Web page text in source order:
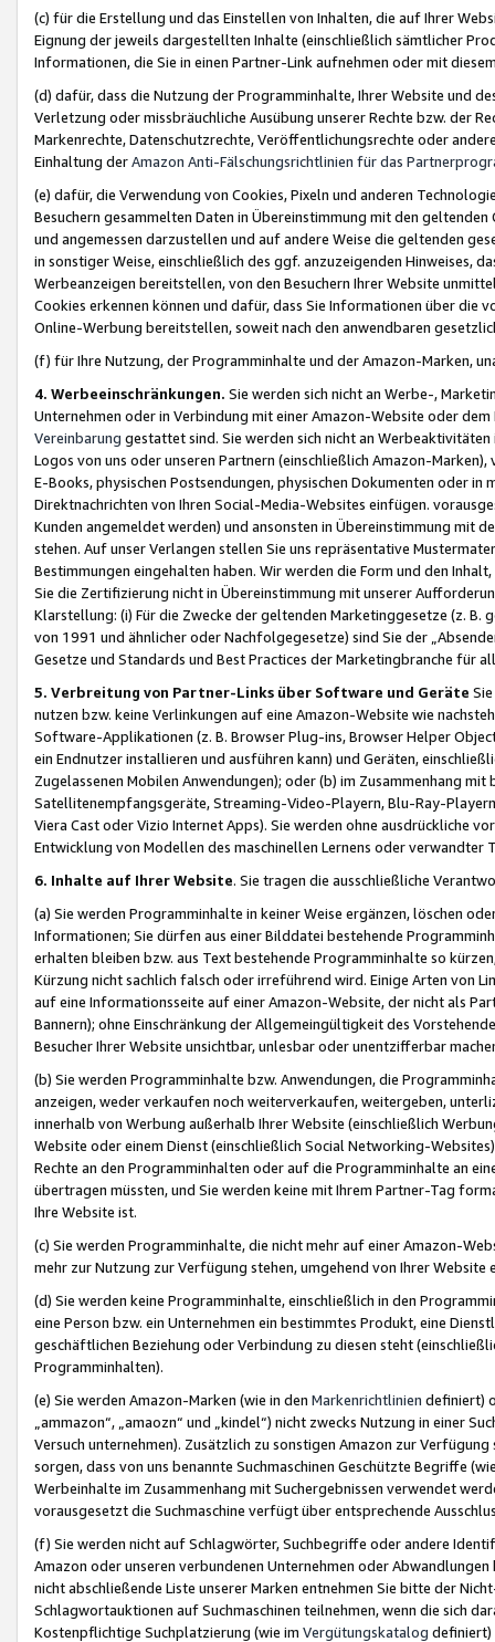
(c) für die Erstellung und das Einstellen von Inhalten, die auf Ihrer
Eignung der jeweils dargestellten Inhalte (einschließlich sämtlicher
Informationen, die Sie in einen Partner-Link aufnehmen oder mit
(d) dafür, dass die Nutzung der Programminhalte, Ihrer Website und
Verletzung oder missbräuchliche Ausübung unserer Rechte bzw. der
Markenrechte, Datenschutzrechte, Veröffentlichungsrechte oder
Einhaltung derAmazon Anti-Fälschungsrichtlinien für das
(e) dafür, die Verwendung von Cookies, Pixeln und anderen
Besuchern gesammelten Daten in Übereinstimmung mit den
und angemessen darzustellen und auf andere Weise die geltenden
in sonstiger Weise, einschließlich des ggf. anzuzeigenden Hinweises,
Werbeanzeigen bereitstellen, von den Besuchern Ihrer Website
Cookies erkennen können und dafür, dass Sie Informationen über die
Online-Werbung bereitstellen, soweit nach den anwendbaren
(f) für Ihre Nutzung, der Programminhalte und der Amazon-Marken,
4. Werbeeinschränkungen. Sie werden sich nicht an Werbe-,
Unternehmen oder in Verbindung mit einer Amazon-Website oder
Vereinbarung gestattet sind. Sie werden sich nicht an
Logos von uns oder unseren Partnern (einschließlich Amazon-
E-Books, physischen Postsendungen, physischen Dokumenten oder in
Direktnachrichten von Ihren Social-Media-Websites einfügen.
Kunden angemeldet werden) und ansonsten in Übereinstimmung mit
stehen. Auf unser Verlangen stellen Sie uns repräsentative
Bestimmungen eingehalten haben. Wir werden die Form und den
Sie die Zertifizierung nicht in Übereinstimmung mit unserer
Klarstellung: (i) Für die Zwecke der geltenden Marketinggesetze (z. B.
von 1991 und ähnlicher oder Nachfolgegesetze) sind Sie der
Gesetze und Standards und Best Practices der Marketingbranche für
5. Verbreitung von Partner-Links über Software und Geräte
nutzen bzw. keine Verlinkungen auf eine Amazon-Website wie
Software-Applikationen (z. B. Browser Plug-ins, Browser Helper
ein Endnutzer installieren und ausführen kann) und Geräten,
Zugelassenen Mobilen Anwendungen); oder (b) im Zusammenhang
Satellitenempfangsgeräte, Streaming-Video-Playern, Blu-Ray-
Viera Cast oder Vizio Internet Apps). Sie werden ohne ausdrückliche
Entwicklung von Modellen des maschinellen Lernens oder
6. Inhalte auf Ihrer Website. Sie tragen die ausschließliche
(a) Sie werden Programminhalte in keiner Weise ergänzen, löschen
Informationen; Sie dürfen aus einer Bilddatei bestehende
erhalten bleiben bzw. aus Text bestehende Programminhalte so
Kürzung nicht sachlich falsch oder irreführend wird. Einige Arten von
auf eine Informationsseite auf einer Amazon-Website, der nicht als
Bannern); ohne Einschränkung der Allgemeingültigkeit des
Besucher Ihrer Website unsichtbar, unlesbar oder unentzifferbar
(b) Sie werden Programminhalte bzw. Anwendungen, die
anzeigen, weder verkaufen noch weiterverkaufen, weitergeben,
innerhalb von Werbung außerhalb Ihrer Website (einschließlich
Website oder einem Dienst (einschließlich Social Networking-
Rechte an den Programminhalten oder auf die Programminhalte an
übertragen müssten, und Sie werden keine mit Ihrem Partner-Tag
Ihre Website ist.
(c) Sie werden Programminhalte, die nicht mehr auf einer Amazon-
mehr zur Nutzung zur Verfügung stehen, umgehend von Ihrer
(d) Sie werden keine Programminhalte, einschließlich in den
eine Person bzw. ein Unternehmen ein bestimmtes Produkt, eine
geschäftlichen Beziehung oder Verbindung zu diesen steht
Programminhalten).
(e) Sie werden Amazon-Marken (wie in den Markenrichtlinien definiert)
„ammazon“, „amaozn“ und „kindel“) nicht zwecks Nutzung in einer
Versuch unternehmen). Zusätzlich zu sonstigen Amazon zur
sorgen, dass von uns benannte Suchmaschinen Geschützte Begriffe
Werbeinhalte im Zusammenhang mit Suchergebnissen verwendet
vorausgesetzt die Suchmaschine verfügt über entsprechende
(f) Sie werden nicht auf Schlagwörter, Suchbegriffe oder andere
Amazon oder unseren verbundenen Unternehmen oder
nicht abschließende Liste unserer Marken entnehmen Sie bitte der
Schlagwortauktionen auf Suchmaschinen teilnehmen, wenn die sich
Kostenpflichtige Suchplatzierung (wie im Vergütungskatalog definiert)